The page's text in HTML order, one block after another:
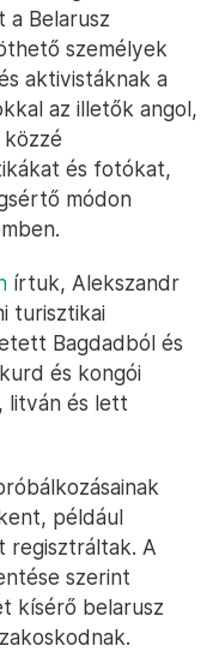
a Belarusz
személyek
aktivistáknak a
az illetők angol,
és fotókat,
módon
írtuk, Alekszandr
turisztikai
Bagdadból és
és kongói
litván és lett
például
regisztráltak. A
szerint
kísérő belarusz